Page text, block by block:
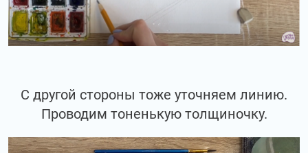
С другой стороны тоже уточняем линию.
Проводим тоненькую толщиночку.